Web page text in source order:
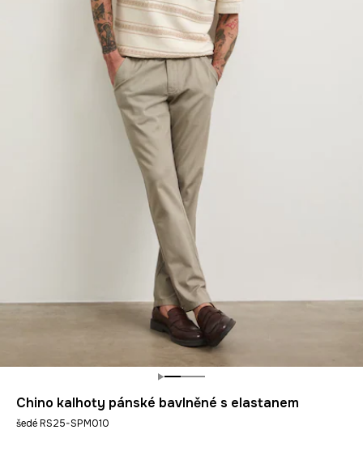
Chino kalhoty pánské bavlněné s elastanem
šedé RS25-SPM010